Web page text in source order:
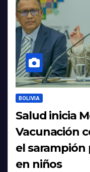
BOLIVIA
Salud inicia
Vacunación
el sarampión
en niños